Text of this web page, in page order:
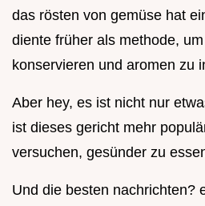
das rösten von gemüse hat
diente früher als methode,
konservieren und aromen zu
Aber hey, es ist nicht nur
ist dieses gericht mehr
versuchen, gesünder zu
Und die besten nachrichten?